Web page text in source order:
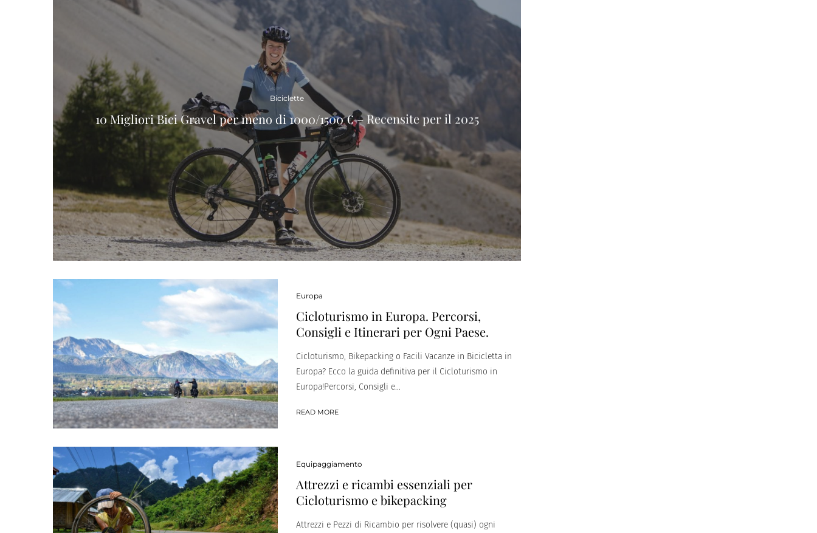
Biciclette
10 Migliori Bici Gravel per meno di 1000/1500 € – Recensite per il 2025
Europa
Cicloturismo in Europa. Percorsi,
Consigli e Itinerari per Ogni Paese.
Cicloturismo, Bikepacking o Facili Vacanze in Bicicletta in
Europa? Ecco la guida definitiva per il Cicloturismo in
Europa!Percorsi, Consigli e...
READ MORE
Equipaggiamento
Attrezzi e ricambi essenziali per
Cicloturismo e bikepacking
Attrezzi e Pezzi di Ricambio per risolvere (quasi) ogni